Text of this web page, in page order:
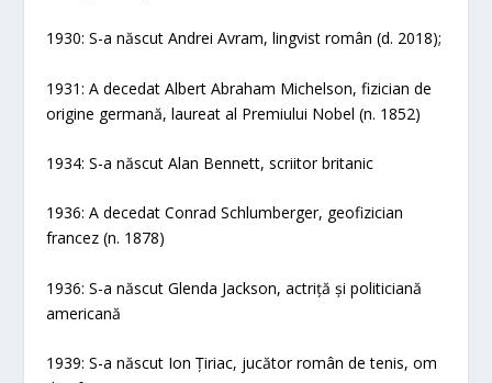
1930: S-a născut Andrei Avram, lingvist român (d. 2018);
1931: A decedat Albert Abraham Michelson, fizician de
origine germană, laureat al Premiului Nobel (n. 1852)
1934: S-a născut Alan Bennett, scriitor britanic
1936: A decedat Conrad Schlumberger, geofizician
francez (n. 1878)
1936: S-a născut Glenda Jackson, actriță și politiciană
americană
1939: S-a născut Ion Țiriac, jucător român de tenis, om